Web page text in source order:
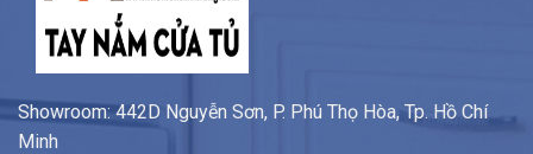
Showroom: 442D Nguyễn Sơn, P. Phú Thọ Hòa, Tp. Hồ Chí
Minh